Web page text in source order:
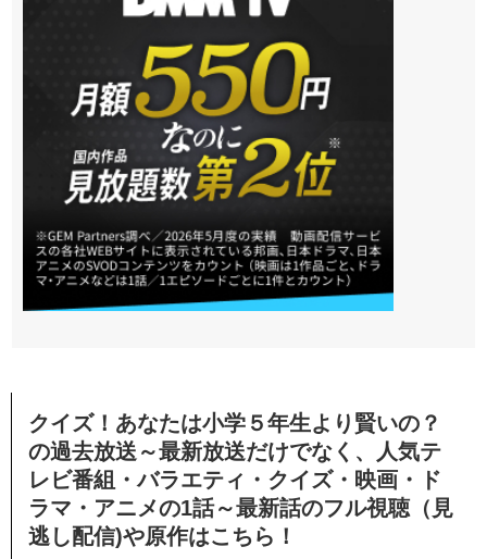
クイズ！あなたは小学５年生より賢いの？
の過去放送～最新放送だけでなく、人気テ
レビ番組・バラエティ・クイズ・ 映画・ド
ラマ・アニメの1話～最新話のフル視聴（見
逃し配信)や原作はこちら！